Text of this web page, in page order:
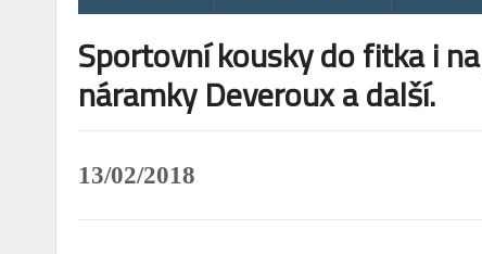
Sportovní kousky do fitka i
náramky Deveroux a další.
13/02/2018